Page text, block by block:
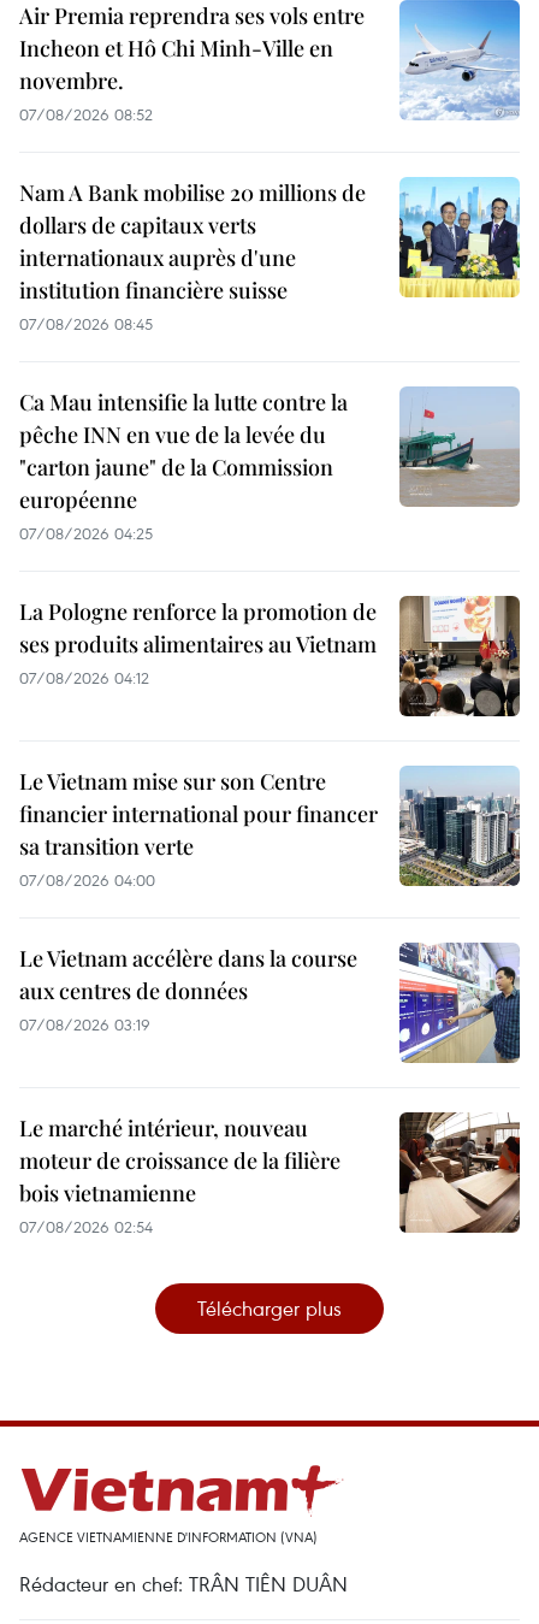
Air Premia reprendra ses vols entre
Incheon et Hô Chi Minh-Ville en
novembre.
07/08/2026 08:52
Nam A Bank mobilise 20 millions de
dollars de capitaux verts
internationaux auprès d'une
institution financière suisse
07/08/2026 08:45
Ca Mau intensifie la lutte contre la
pêche INN en vue de la levée du
"carton jaune" de la Commission
européenne
07/08/2026 04:25
La Pologne renforce la promotion de
ses produits alimentaires au Vietnam
07/08/2026 04:12
Le Vietnam mise sur son Centre
financier international pour financer
sa transition verte
07/08/2026 04:00
Le Vietnam accélère dans la course
aux centres de données
07/08/2026 03:19
Le marché intérieur, nouveau
moteur de croissance de la filière
bois vietnamienne
07/08/2026 02:54
Télécharger plus
AGENCE VIETNAMIENNE D'INFORMATION (VNA)
Rédacteur en chef: TRÂN TIÊN DUÂN